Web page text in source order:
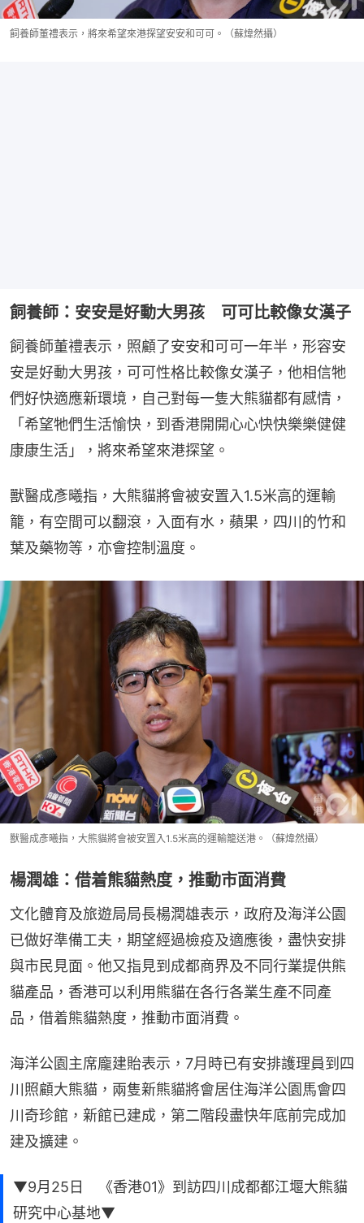
飼養師董禮表示，將來希望來港探望安安和可可。（蘇煒然攝）
飼養師：安安是好動大男孩 可可比較像女漢子
飼養師董禮表示，照顧了安安和可可一年半，形容安
安是好動大男孩，可可性格比較像女漢子，他相信牠
們好快適應新環境，自己對每一隻大熊貓都有感情，
「希望牠們生活愉快，到香港開開心心快快樂樂健健
康康生活」，將來希望來港探望。
獸醫成彥曦指，大熊貓將會被安置入1.5米高的運輸
籠，有空間可以翻滾，入面有水，蘋果，四川的竹和
葉及藥物等，亦會控制溫度。
獸醫成彥曦指，大熊貓將會被安置入1.5米高的運輸籠送港。（蘇煒然攝）
楊潤雄：借着熊貓熱度，推動市面消費
文化體育及旅遊局局長楊潤雄表示，政府及海洋公園
已做好準備工夫，期望經過檢疫及適應後，盡快安排
與市民見面。他又指見到成都商界及不同行業提供熊
貓產品，香港可以利用熊貓在各行各業生產不同產
品，借着熊貓熱度，推動市面消費。
海洋公園主席龐建貽表示，7月時已有安排護理員到四
川照顧大熊貓，兩隻新熊貓將會居住海洋公園馬會四
川奇珍館，新館已建成，第二階段盡快年底前完成加
建及擴建。
▼9月25日 《香港01》到訪四川成都都江堰大熊貓
研究中心基地▼